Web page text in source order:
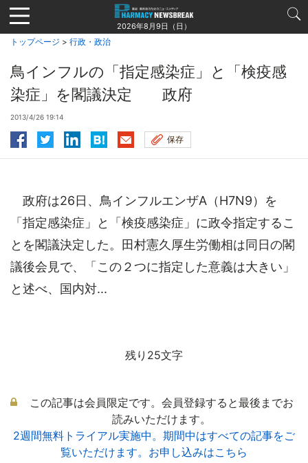
Jump
to
navigation
2026年8月9日（日）
トップページ > 行政・政治
鳥インフルの「指定感染症」と「検疫感
染症」を閣議決定 政府
2013/4/26 19:14
保存
政府は26日、鳥インフルエンザA（H7N9）を
「指定感染症」と「検疫感染症」に政令指定するこ
とを閣議決定した。田村憲久厚生労働相は同日の閣
議後会見で、「この２つに指定した意義は大きい」
と述べ、国内対...
残り25文字
この記事は会員限定です。会員登録すると最後までお
読みいただけます。
2週間無料トライアル実施中。期間中はすべての記事をご
覧いただけます。お申し込みはこちら